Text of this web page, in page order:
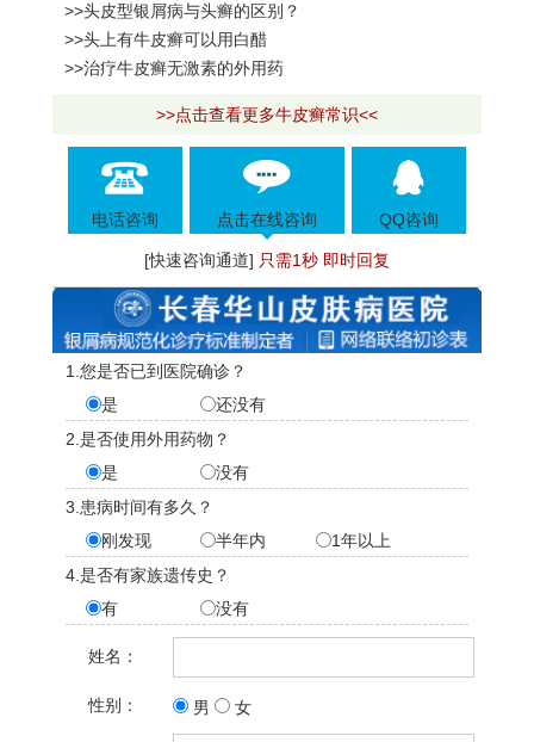
>>头皮型银屑病与头癣的区别？
>>头上有牛皮癣可以用白醋
>>治疗牛皮癣无激素的外用药
>>点击查看更多牛皮癣常识<<
电话咨询 点击在线咨询 QQ咨询
[快速咨询通道] 只需1秒 即时回复
1.您是否已到医院确诊？
是
还没有
2.是否使用外用药物？
是
没有
3.患病时间有多久？
刚发现
半年内
1年以上
4.是否有家族遗传史？
有
没有
姓名：
性别： 男 女